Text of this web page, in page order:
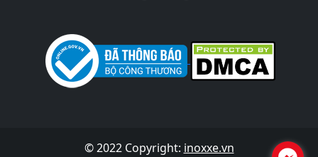
© 2022 Copyright: inoxxe.vn